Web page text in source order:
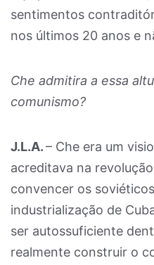
sentimentos
nos últimos 20 anos e
Che admitira a essa
comunismo?
J.L.A.– Che era um
acreditava na
convencer os
industrialização de
ser autossuficiente
realmente construir o